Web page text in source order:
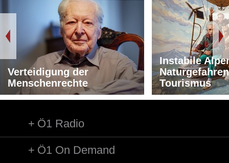
Verteidigung der
Menschenrechte
Instabile
Tourismus
Ö1 Radio
Ö1 On Demand